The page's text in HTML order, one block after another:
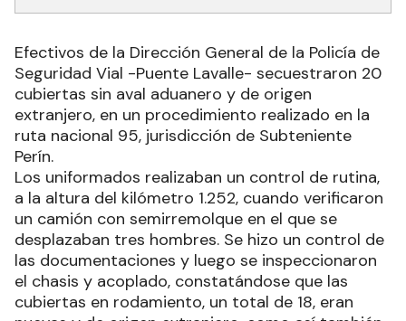
Efectivos de la Dirección General de la Policía de
Seguridad Vial -Puente Lavalle- secuestraron 20
cubiertas sin aval aduanero y de origen
extranjero, en un procedimiento realizado en la
ruta nacional 95, jurisdicción de Subteniente
Perín.
Los uniformados realizaban un control de rutina,
a la altura del kilómetro 1.252, cuando verificaron
un camión con semirremolque en el que se
desplazaban tres hombres. Se hizo un control de
las documentaciones y luego se inspeccionaron
el chasis y acoplado, constatándose que las
cubiertas en rodamiento, un total de 18, eran